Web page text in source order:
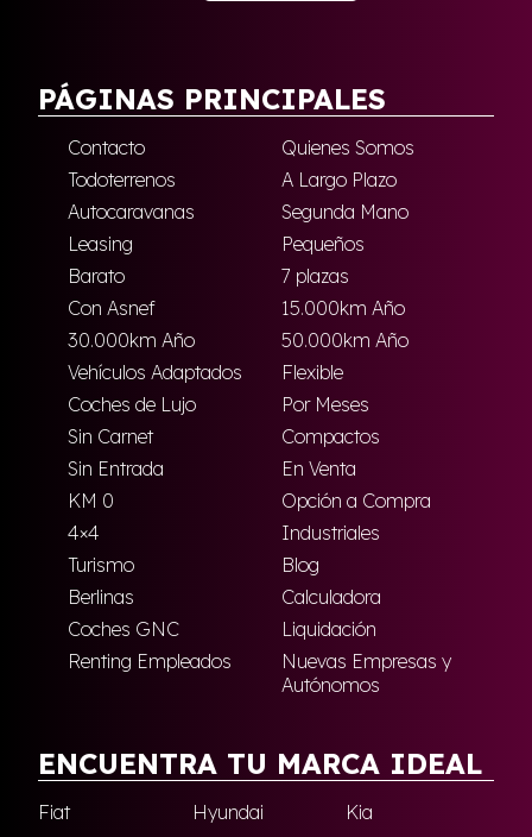
PÁGINAS PRINCIPALES
Contacto
Quienes Somos
Todoterrenos
A Largo Plazo
Autocaravanas
Segunda Mano
Leasing
Pequeños
Barato
7 plazas
Con Asnef
15.000km Año
30.000km Año
50.000km Año
Vehículos Adaptados
Flexible
Coches de Lujo
Por Meses
Sin Carnet
Compactos
Sin Entrada
En Venta
KM 0
Opción a Compra
4×4
Industriales
Turismo
Blog
Berlinas
Calculadora
Coches GNC
Liquidación
Renting Empleados
Nuevas Empresas y
Autónomos
ENCUENTRA TU MARCA IDEAL
Fiat Hyundai
Kia